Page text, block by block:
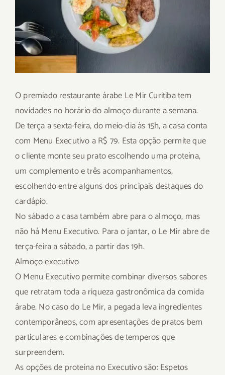
O premiado restaurante árabe Le Mir Curitiba tem
novidades no horário do almoço durante a semana.
De terça a sexta-feira, do meio-dia às 15h, a casa conta
com Menu Executivo a R$ 79. Esta opção permite que
o cliente monte seu prato escolhendo uma proteína,
um complemento e três acompanhamentos,
escolhendo entre alguns dos principais destaques do
cardápio.
No sábado a casa também abre para o almoço, mas
não há Menu Executivo. Para o jantar, o Le Mir abre de
terça-feira a sábado, a partir das 19h.
Almoço executivo
O Menu Executivo permite combinar diversos sabores
que retratam toda a riqueza gastronômica da comida
árabe. No caso do Le Mir, a pegada leva ingredientes
contemporâneos, com apresentações de pratos bem
particulares e combinações de temperos que
surpreendem.
As opções de proteína no Executivo são: Espetos